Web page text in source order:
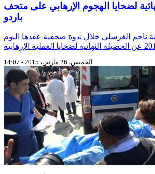
لضحايا الهجوم الإرهابي على متحف
باردو
ناجم الغرسلي خلال ندوة صحفية عقدها اليوم
الخميس، 26 مارس، 2015 - 14:07